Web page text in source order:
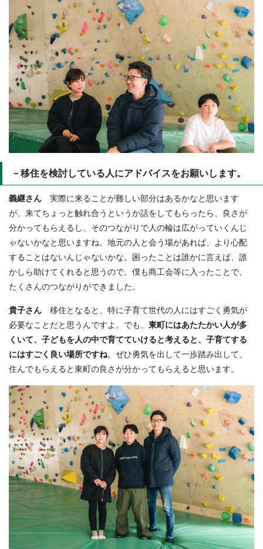
－移住を検討している人にアドバイスをお願いします。
義継さん 実際に来ることが難しい部分はあるかなと思います
が、来てちょっと触れ合うというか話をしてもらったら、良さが
分かってもらえるし、そのつながりで人の輪は広がっていくんじ
ゃないかなと思いますね。地元の人と会う場があれば、より心配
することはないんじゃないかな。困ったことは誰かに言えば、誰
かしら助けてくれると思うので。僕も商工会等に入ったことで、
たくさんのつながりができました。
貴子さん 移住となると、特に子育て世代の人にはすごく勇気が
必要なことだと思うんですよ。でも、 東町にはあたたかい人が多
くいて、子どもを人の中で育てていけると考えると、子育てする
にはすごく良い場所ですね。ぜひ勇気を出して一歩踏み出して、
住んでもらえると東町の良さが分かってもらえると思います。